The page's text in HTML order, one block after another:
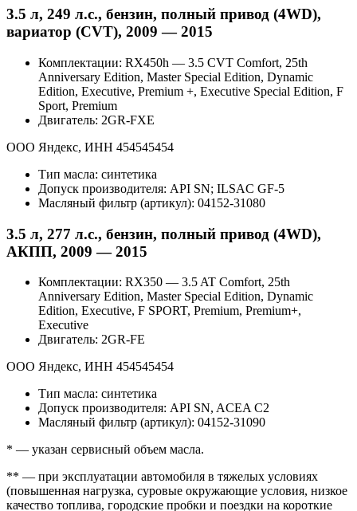
3.5 л, 249 л.с., бензин, полный привод (4WD),
вариатор (CVT), 2009 — 2015
Комплектации: RX450h — 3.5 CVT Comfort, 25th
Anniversary Edition, Master Special Edition, Dynamic
Edition, Executive, Premium +, Executive Special Edition, F
Sport, Premium
Двигатель: 2GR-FXE
ООО Яндекс, ИНН 454545454
Тип масла: синтетика
Допуск производителя: API SN; ILSAC GF-5
Масляный фильтр (артикул): 04152-31080
3.5 л, 277 л.с., бензин, полный привод (4WD),
АКПП, 2009 — 2015
Комплектации: RX350 — 3.5 AT Comfort, 25th
Anniversary Edition, Master Special Edition, Dynamic
Edition, Executive, F SPORT, Premium, Premium+,
Executive
Двигатель: 2GR-FE
ООО Яндекс, ИНН 454545454
Тип масла: синтетика
Допуск производителя: API SN, ACEA C2
Масляный фильтр (артикул): 04152-31090
* — указан сервисный объем масла.
** — при эксплуатации автомобиля в тяжелых условиях
(повышенная нагрузка, суровые окружающие условия, низкое
качество топлива, городские пробки и поездки на короткие